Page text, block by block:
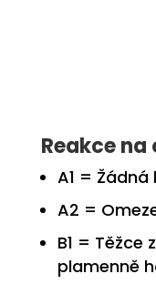
Reakce na
A1 = Žádná
A2 =
B1 = Těžce
plamenně